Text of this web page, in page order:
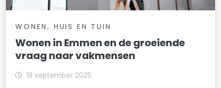
WONEN, HUIS EN TUIN
Wonen in Emmen en de groeiende
vraag naar vakmensen
18 september 2025